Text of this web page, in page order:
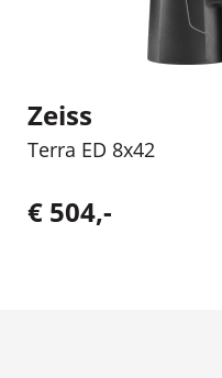
Zeiss
Terra ED 8x42
€ 504,-